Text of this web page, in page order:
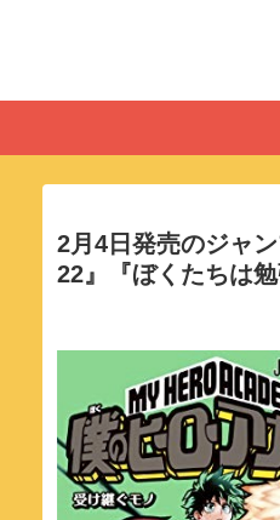
2月4日発売のジャ
22』『ぼくたちは